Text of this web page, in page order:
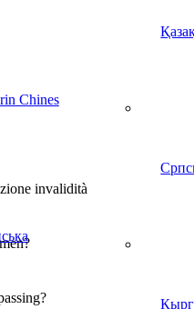
Chines
invalidità